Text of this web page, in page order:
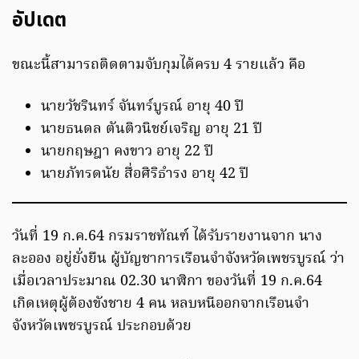
อัปเดต
ขณะนี้สามารถติดตามจับกุมได้ครบ 4 รายแล้ว คือ
นายวัชรินทร์ จันทร์บูรณ์ อายุ 40 ปี
นายธนดล ตันติวนิชย์เจริญ อายุ 21 ปี
นายกฤษฎา คงขาว อายุ 22 ปี
นายภัทรดนัย สื่อศิริธำรง อายุ 42 ปี
วันที่ 19 ก.ค.64 กรมราชทัณฑ์ ได้รับรายงานจาก นาง
ละออง อยู่ยั่งยืน ผู้บัญชาการเรือนจำจังหวัดเพชรบูรณ์ ว่า
เมื่อเวลาประมาณ 02.30 นาฬิกา ของวันที่ 19 ก.ค.64
เกิดเหตุผู้ต้องขังชาย 4 คน หลบหนีออกจากเรือนจำ
จังหวัดเพชรบูรณ์ ประกอบด้วย